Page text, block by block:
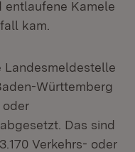
entlaufene Kamele
kam.
Landesmeldestelle
Württemberg
oder
Das sind
Verkehrs- oder